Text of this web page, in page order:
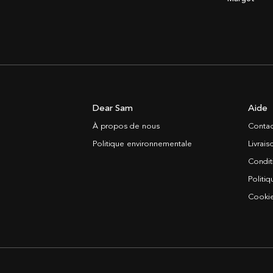
Dear Sam
À propos de nous
Politique environnementale
Aide